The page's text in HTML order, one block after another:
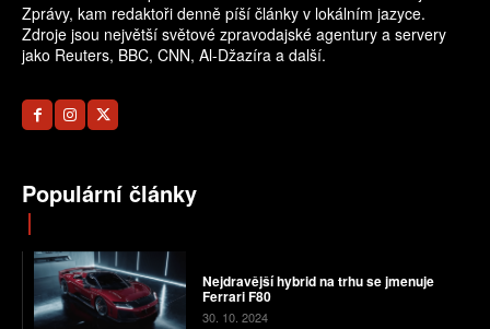
Zprávy, kam redaktoři denně píší články v lokálním jazyce.
Zdroje jsou největší světové zpravodajské agentury a servery
jako Reuters, BBC, CNN, Al-Džazíra a další.
Populární články
Nejdravější hybrid na trhu se jmenuje
Ferrari F80
30. 10. 2024